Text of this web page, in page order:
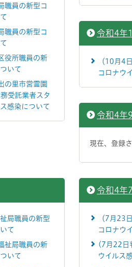
職員の新型コ
職員の新型コ
役所職員の新
いて
の里市営霊園
受託業者スタ
感染について
令和4年
（10月4
コロナウ
令和4年
現在、登録
局職員の新型
て
祉局職員の新
いて
令和4年
（7月23
コロナウ
(7月22日
ウイルス